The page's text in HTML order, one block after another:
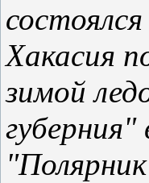
Хакасия
зимой